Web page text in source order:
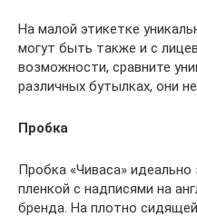
На малой этикетке
могут быть также и с
возможности, сравните
различных бутылках, они
Пробка
Пробка «Чиваса» идеально
пленкой с надписями на
бренда. На плотно